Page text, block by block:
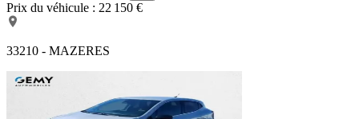
Prix du véhicule : 22 150 €
33210 - MAZERES